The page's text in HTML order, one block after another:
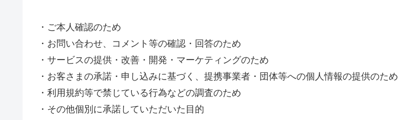
・ご本人確認のため
・お問い合わせ、コメント等の確認・回答のため
・サービスの提供・改善・開発・マーケティングのため
・お客さまの承諾・申し込みに基づく、提携事業者・団体等への個人情報の提供のため
・利用規約等で禁じている行為などの調査のため
・その他個別に承諾していただいた目的